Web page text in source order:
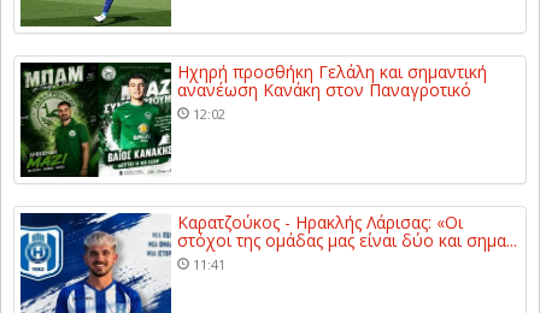
Ηχηρή προσθήκη Γελάλη και σημαντική
ανανέωση Κανάκη στον Παναγροτικό
12:02
Καρατζούκος - Ηρακλής Λάρισας: «Οι
στόχοι της ομάδας μας είναι δύο και σημα...
11:41